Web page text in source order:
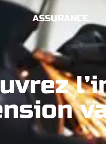
ASSURANCE